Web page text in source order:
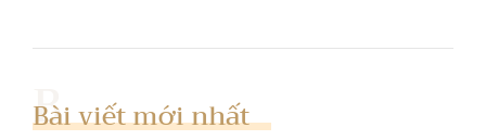
Bài viết mới nhất